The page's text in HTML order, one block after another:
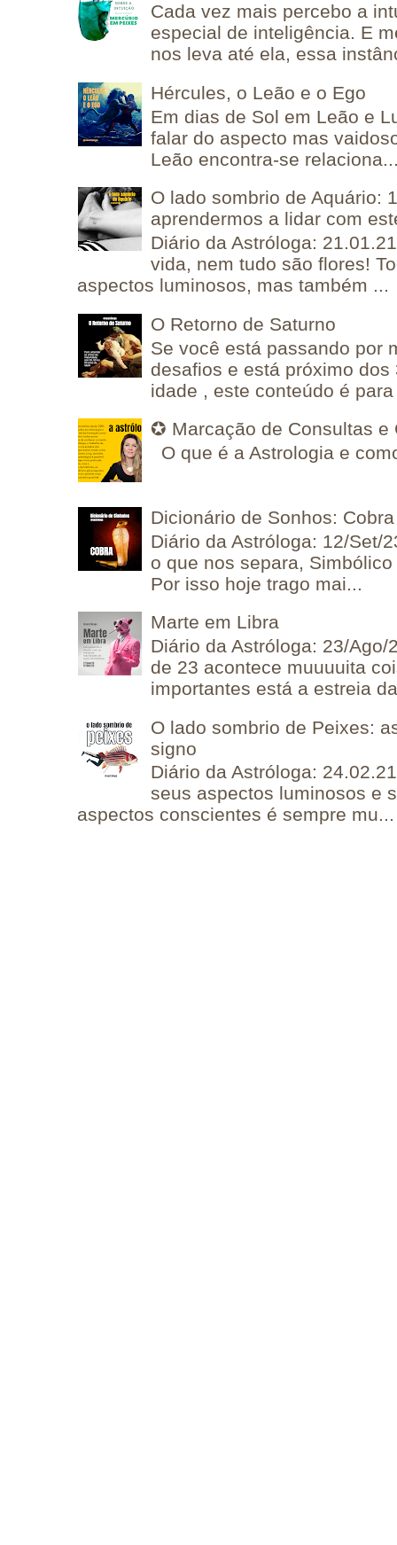
Cada vez mais percebo a
especial de inteligência. E
nos leva até ela, essa
Hércules, o Leão e o Ego
Em dias de Sol em Leão e
falar do aspecto mas
Leão encontra-se
O lado sombrio de Aquário:
aprendermos a lidar com
Diário da Astróloga:
vida, nem tudo são flores!
aspectos luminosos, mas também ...
O Retorno de Saturno
Se você está passando por
desafios e está próximo
idade , este conteúdo é
✪ Marcação de Consultas e
O que é a Astrologia e
Dicionário de Sonhos: Cobra
Diário da Astróloga: 12/Set/
o que nos separa,
Por isso hoje trago mai...
Marte em Libra
Diário da Astróloga: 23/
de 23 acontece muuuuita
importantes está a estreia
O lado sombrio de Peixes:
signo
Diário da Astróloga:
seus aspectos luminosos e
aspectos conscientes é sempre mu...